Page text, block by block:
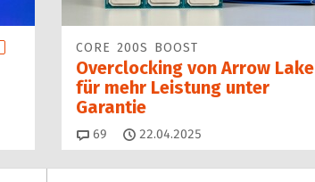
CORE 200S BOOST
Overclocking von Arrow Lake
für mehr Leistung unter
Garantie
69 Kommentare
22.04.2025